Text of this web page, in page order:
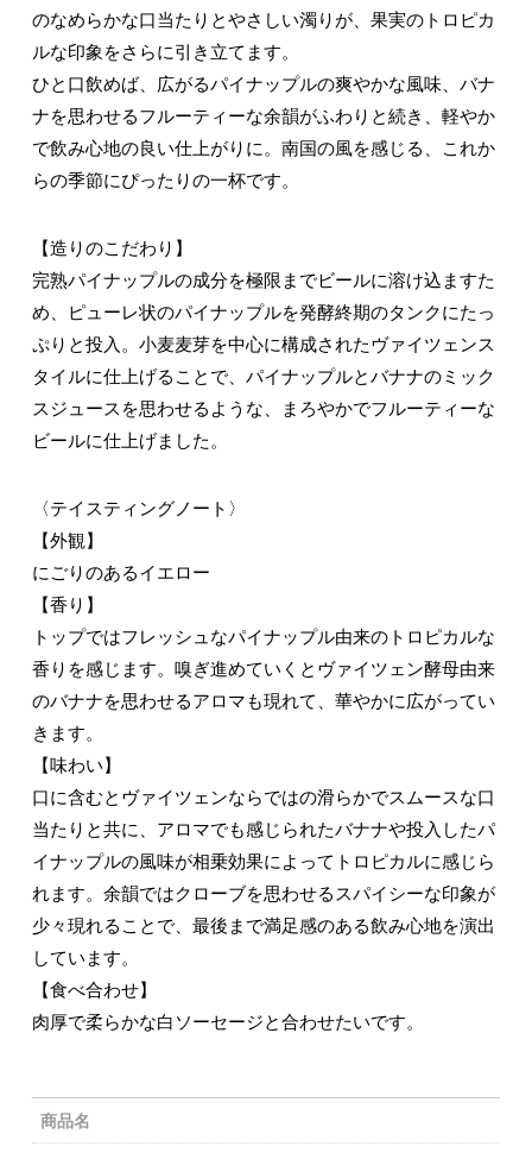
のなめらかな口当たりとやさしい濁りが、果実のトロピカ
ルな印象をさらに引き立てます。
ひと口飲めば、広がるパイナップルの爽やかな風味、バナ
ナを思わせるフルーティーな余韻がふわりと続き、軽やか
で飲み心地の良い仕上がりに。南国の風を感じる、これか
らの季節にぴったりの一杯です。
【造りのこだわり】
完熟パイナップルの成分を極限までビールに溶け込ますた
め、ピューレ状のパイナップルを発酵終期のタンクにたっ
ぷりと投入。小麦麦芽を中心に構成されたヴァイツェンス
タイルに仕上げることで、パイナップルとバナナのミック
スジュースを思わせるような、まろやかでフルーティーな
ビールに仕上げました。
〈テイスティングノート〉
【外観】
にごりのあるイエロー
【香り】
トップではフレッシュなパイナップル由来のトロピカルな
香りを感じます。嗅ぎ進めていくとヴァイツェン酵母由来
のバナナを思わせるアロマも現れて、華やかに広がってい
きます。
【味わい】
口に含むとヴァイツェンならではの滑らかでスムースな口
当たりと共に、アロマでも感じられたバナナや投入したパ
イナップルの風味が相乗効果によってトロピカルに感じら
れます。余韻ではクローブを思わせるスパイシーな印象が
少々現れることで、最後まで満足感のある飲み心地を演出
しています。
【食べ合わせ】
肉厚で柔らかな白ソーセージと合わせたいです。
商品名